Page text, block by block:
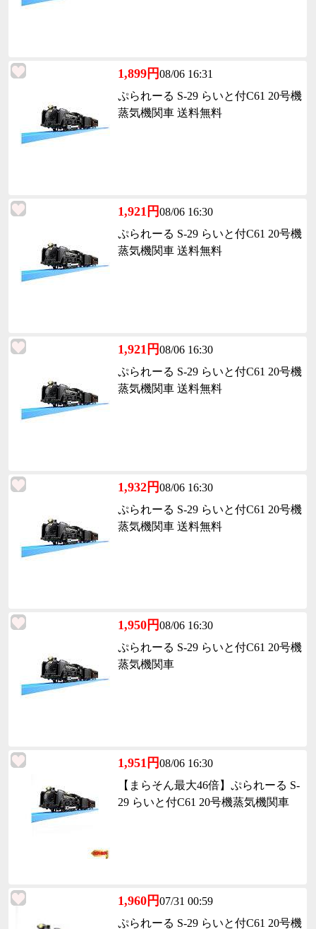
1,899円08/06 16:31
ぷられーる S-29 らいと付C61 20号機
蒸気機関車 送料無料
1,921円08/06 16:30
ぷられーる S-29 らいと付C61 20号機
蒸気機関車 送料無料
1,921円08/06 16:30
ぷられーる S-29 らいと付C61 20号機
蒸気機関車 送料無料
1,932円08/06 16:30
ぷられーる S-29 らいと付C61 20号機
蒸気機関車 送料無料
1,950円08/06 16:30
ぷられーる S-29 らいと付C61 20号機
蒸気機関車
1,951円08/06 16:30
【まらそん最大46倍】ぷられーる S-
29 らいと付C61 20号機蒸気機関車
1,960円07/31 00:59
ぷられーる S-29 らいと付C61 20号機